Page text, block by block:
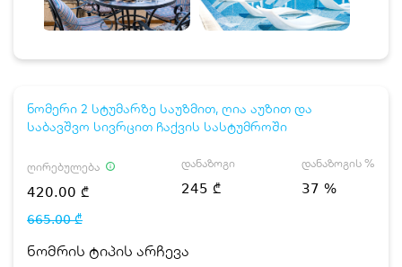
ნომერი 2 სტუმარზე საუზმით, ღია აუზით და
საბავშვო სივრცით ჩაქვის სასტუმროში
ღირებულება
420.00 ₾
665.00 ₾
დანაზოგი
245 ₾
დანაზოგის %
37 %
ნომრის ტიპის არჩევა